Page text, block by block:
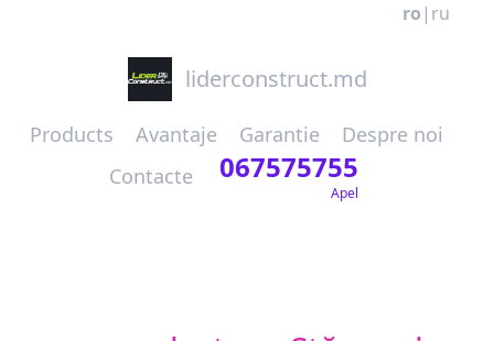
ro | ru
liderconstruct.md
Products Avantaje Garantie
Despre noi
Contacte
067575755
Apel